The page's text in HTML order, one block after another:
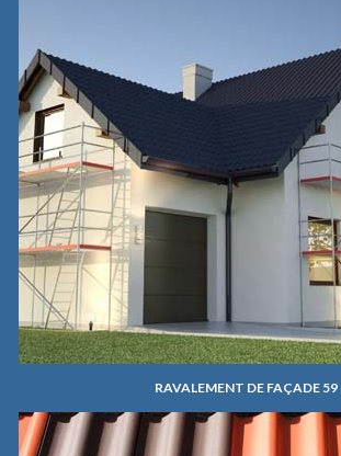
RAVALEMENT DE FAÇADE 59